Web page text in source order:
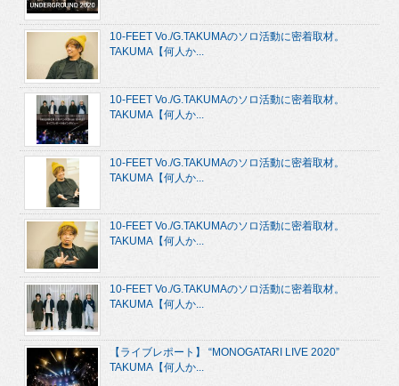
10-FEET Vo./G.TAKUMAのソロ活動に密着取材。
TAKUMA【何人か...
10-FEET Vo./G.TAKUMAのソロ活動に密着取材。
TAKUMA【何人か...
10-FEET Vo./G.TAKUMAのソロ活動に密着取材。
TAKUMA【何人か...
10-FEET Vo./G.TAKUMAのソロ活動に密着取材。
TAKUMA【何人か...
10-FEET Vo./G.TAKUMAのソロ活動に密着取材。
TAKUMA【何人か...
【ライブレポート】 “MONOGATARI LIVE 2020”
TAKUMA【何人か...